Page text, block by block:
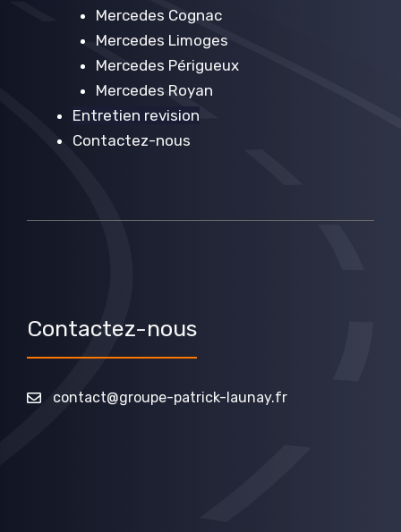
Mercedes Cognac
Mercedes Limoges
Mercedes Périgueux
Mercedes Royan
Entretien revision
Contactez-nous
Contactez-nous
contact@groupe-patrick-launay.fr